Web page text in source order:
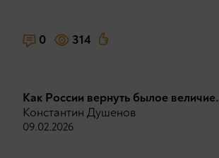
0 314
Как России вернуть былое величие.
Константин Душенов
09.02.2026